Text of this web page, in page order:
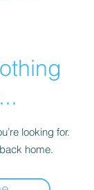
looking for.
home.